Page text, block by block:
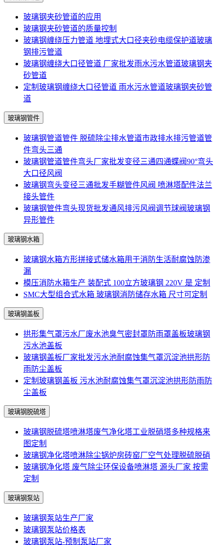
玻璃钢夹砂管道的应用
玻璃钢夹砂管道的质量控制
玻璃钢缠绕压力管道 地埋式大口径夹砂电缆保护道玻璃
钢排污管道
玻璃钢缠绕大口径管道 厂家批发雨水污水管道玻璃钢夹
砂管道
定制玻璃钢缠绕大口径管道 雨水污水管道玻璃钢夹砂管
道
玻璃钢管件
玻璃钢管道管件 脱硫除尘排水管道市政排水排污管道管
件弯头三通
玻璃钢管道管件弯头厂家批发变径三通四通蝶阀90°弯头
大口径风阀
玻璃钢弯头变径三通批发手糊管件风阀 喷淋塔配件法兰
接头管件
玻璃钢管件弯头现货批发通风排污风阀调节球阀玻璃钢
异形管件
玻璃钢水箱
玻璃钢水箱方形拼接式储水箱用于消防生活耐腐蚀防渗
漏
模压消防水箱生产 装配式 100立方玻璃钢 220V 是 定制
SMC大型组合式水箱 玻璃钢消防储存水箱 尺寸可定制
玻璃钢盖板
拱形集气罩污水厂废水池臭气密封罩防雨罩盖板玻璃钢
污水池盖板
玻璃钢盖板厂家批发污水池耐腐蚀集气罩沉淀池拱形防
雨防尘盖板
定制玻璃钢盖板 污水池耐腐蚀集气罩沉淀池拱形防雨防
尘盖板
玻璃钢脱硫塔
玻璃钢脱硫塔喷淋塔废气净化塔工业脱硝塔多种规格来
图定制
玻璃钢净化塔喷淋除尘锅炉房砖窑厂空气处理脱硫脱硝
玻璃钢净化塔 废气除尘环保设备喷淋塔 源头厂家 按需
定制
玻璃钢泵站
玻璃钢泵站生产厂家
玻璃钢泵站价格表
玻璃钢泵站-预制泵站厂家